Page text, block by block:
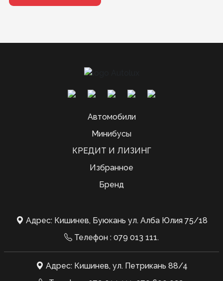
Автомобили
Минибусы
КРЕДИТ И ЛИЗИНГ
Избранное
Бренд
Адрес: Кишинев, Буюкань ул. Алба Юлия 75/18
Телефон : 079 013 111.
Адрес: Кишинев, ул. Петрикань 88/4